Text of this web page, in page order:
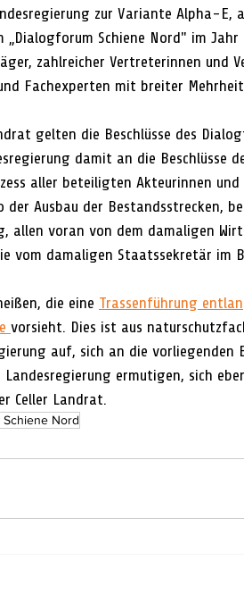
zur Variante Alpha-E,
„Dialogforum Schiene Nord" im Jahr
zahlreicher Vertreterinnen und
Fachexperten mit breiter
gelten die Beschlüsse des
damit an die Beschlüsse
aller beteiligten Akteurinnen
Ausbau der Bestandsstrecken,
allen voran von dem damaligen
vom damaligen Staatssekretär im
die eine Trassenführung
vorsieht. Dies ist aus
auf, sich an die vorliegenden
ermutigen, sich
Celler Landrat.
Schiene Nord